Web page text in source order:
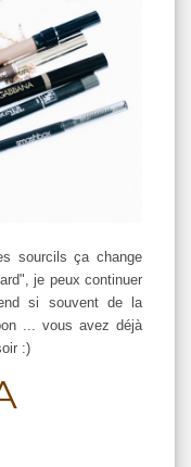
sourcils ça change
je peux continuer
si souvent de la
... vous avez déjà
:)